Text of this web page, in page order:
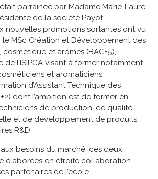
parrainée par Madame Marie-Laure
de la société Payot.
nouvelles promotions sortantes ont vu
le MSc Création et Développement des
et arômes (BAC+5),
l’ISIPCA visant à former notamment
et aromaticiens.
d’Assistant Technique des
dont l’ambition est de former en
de production, de qualité,
et de développement de produits
R&D.
besoins du marché, ces deux
élaborées en étroite collaboration
partenaires de l’école.